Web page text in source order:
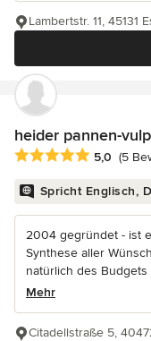
Lambertstr. 11, 45131
heider pannen-
Durchschnittliche
5,0 (5
Spricht Englisch,
2004 gegründet - ist
Synthese aller
natürlich des Budgets
Mehr
Citadellstraße 5,